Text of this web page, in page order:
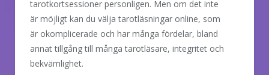
tarotkortsessioner personligen. Men om det inte
är möjligt kan du välja tarotläsningar online, som
är okomplicerade och har många fördelar, bland
annat tillgång till många tarotläsare, integritet och
bekvämlighet.